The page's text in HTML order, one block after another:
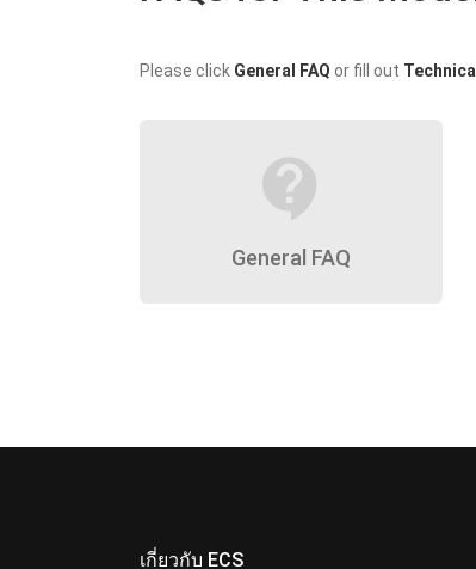
Please click General FAQ or fill out
contact_support
General FAQ
เกี่ยวกับ ECS